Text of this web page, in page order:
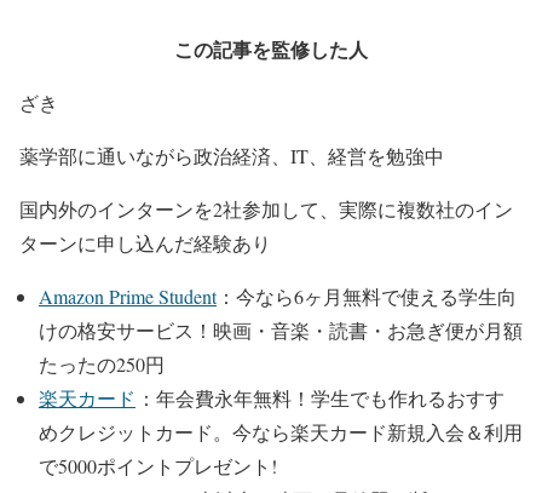
この記事を監修した人
ざき
薬学部に通いながら政治経済、IT、経営を勉強中
国内外のインターンを2社参加して、実際に複数社のイン
ターンに申し込んだ経験あり
Amazon Prime Student：今なら6ヶ月無料で使える学生向
けの格安サービス！ 映画・音楽・読書・お急ぎ便が月額
たったの250円
楽天カード ：年会費永年無料！学生でも作れるおすす
めクレジットカード。 今なら楽天カード新規入会＆利用
で5000ポイントプレゼント!